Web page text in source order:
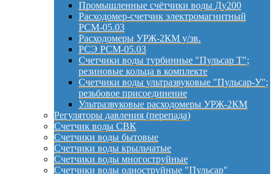
Промышленные счётчики воды Ду200
Расходомер-счетчик электромагнитный
РСМ-05.03
Расходомеры УРЖ-2КМ у/зв.
РСЭ РСМ-05.03
Счетчики воды турбинные "Пульсар Т";
резиновые кольца в комплекте
Счетчики воды ультразвуковые "Пульсар-У";
резьбовое присоединение
Ультразвуковые расходомеры УРЖ-2КМ
Регуляторы давления (перепада)
Счетчик воды СВК
Счетчики воды бытовые
Счетчики воды крыльчатые
Счетчики воды многоструйные
Счетчики воды одноструйные "Пульсар"